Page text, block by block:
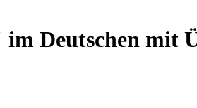
Deutschen mit